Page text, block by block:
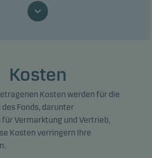
6,14% Anleihen
5,65% Anleihen EUR
Kosten
Kosten werden für die
Fonds, darunter
Vermarktung und Vertrieb,
Kosten verringern Ihre